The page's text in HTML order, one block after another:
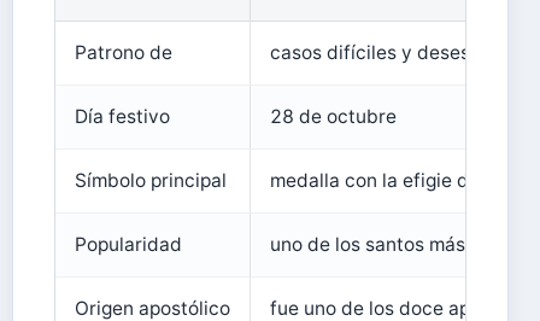
Patrono de casos difíciles y
Día festivo 28 de octubre
Símbolo principal medalla con la efigie del santo
Popularidad uno de los santos más
Origen apostólico fue uno de los doce apóstoles